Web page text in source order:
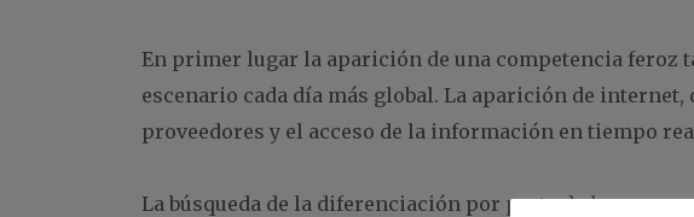
En primer lugar la aparición de una competencia
escenario cada día más global. La aparición de
proveedores y el acceso de la información en tiempo
La búsqueda de la diferenciación por parte de los